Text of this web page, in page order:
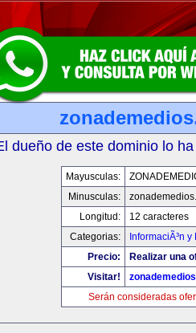
dueño de este dominio lo
Mayusculas:
Minusculas:
Longitud:
12 caracteres
Categorias:
InformaciÃ³n
Precio:
Realizar una
Visitar!
Serán consideradas